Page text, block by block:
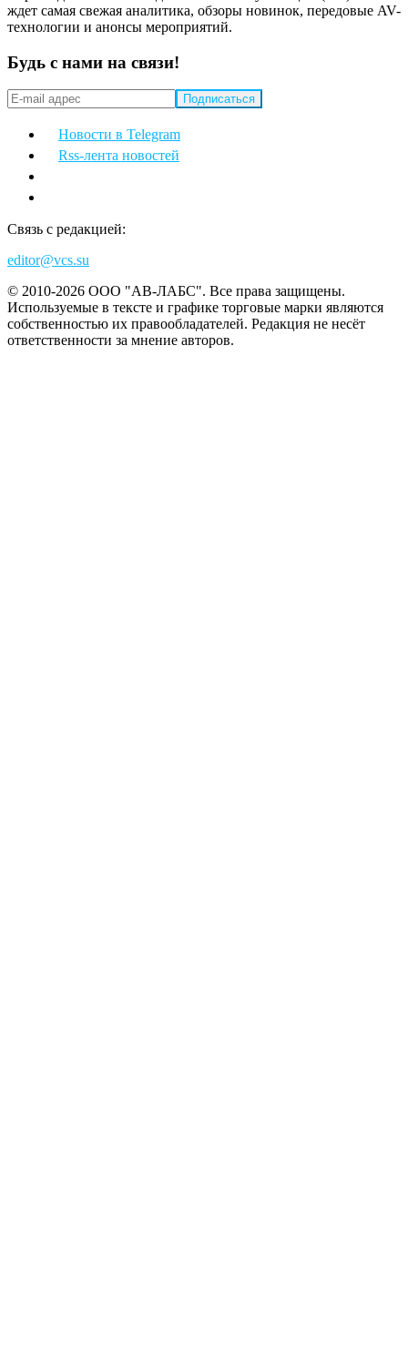
ждет самая свежая аналитика, обзоры новинок, передовые AV-
технологии и анонсы мероприятий.
Будь с нами на связи!
Новости в Telegram
Rss-лента новостей
Связь с редакцией:
editor@vcs.su
© 2010-2026 ООО "АВ-ЛАБС". Все права защищены.
Используемые в тексте и графике торговые марки являются
собственностью их правообладателей. Редакция не несёт
ответственности за мнение авторов.